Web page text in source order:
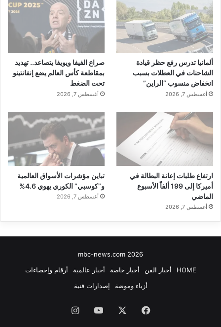
ألمانيا تدرس رفع حظر قيادة
الشاحنات في العطلات بسبب
انخفاض منسوب “الراين”
أغسطس 7, 2026
صراع الفيفا ويويفا يتصاعد.. تهديد
بمقاطعة كأس العالم يضع إنفانتينو
تحت الضغط
أغسطس 7, 2026
ارتفاع طلبات إعانة البطالة في
أميركا إلى 199 ألفاً الأسبوع
الماضي
أغسطس 7, 2026
تباين مؤشرات الأسواق العالمية
و”كوسبي” الكوري يهوي 4.6%
أغسطس 7, 2026
mbc-news.com 2026
HOME
أخبار الفن أخبار خاصة أخبار عالمية
أرقام وإحصاءات
أزياء وموضة
إصدارات فنية
فيسبوك ‫YouTube